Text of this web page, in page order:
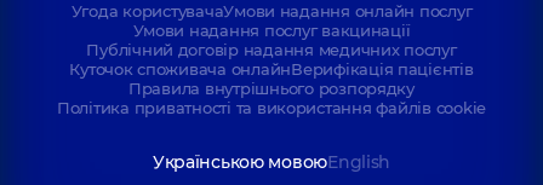
Угода користувачаУмови надання онлайн послуг
Умови надання послуг вакцинації
Публічний договір надання медичних послуг
Куточок споживача онлайнВерифікація пацієнтів
Правила внутрішнього розпорядку
Політика приватності та використання файлів cookie
Українською мовоюEnglish